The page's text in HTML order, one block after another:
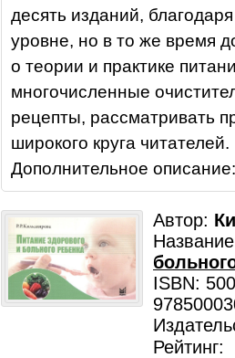
десять изданий,
уровне, но в то же время
о теории и практике
многочисленные
рецепты, рассматривать
широкого круга читателей.
Дополнительное описание:
Автор:
ISBN:
Рейтинг: